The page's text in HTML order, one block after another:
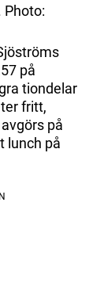
Photo:
på
tiondelar
fritt,
på
lunch på